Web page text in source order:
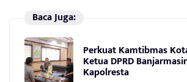
Baca Juga:
Perkuat Kamtibmas
Ketua DPRD
Kapolresta